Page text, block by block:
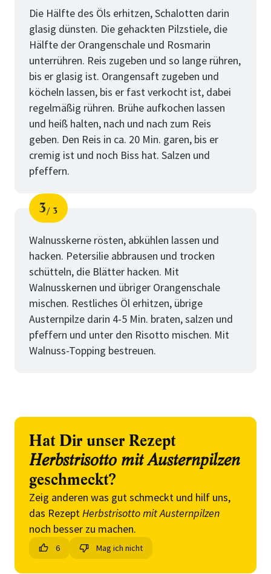
Die Hälfte des Öls erhitzen, Schalotten darin
glasig dünsten. Die gehackten Pilzstiele, die
Hälfte der Orangenschale und Rosmarin
unterrühren. Reis zugeben und so lange rühren,
bis er glasig ist. Orangensaft zugeben und
köcheln lassen, bis er fast verkocht ist, dabei
regelmäßig rühren. Brühe aufkochen lassen
und heiß halten, nach und nach zum Reis
geben. Den Reis in ca. 20 Min. garen, bis er
cremig ist und noch Biss hat. Salzen und
pfeffern.
Schritt
3
von
3
Walnusskerne rösten, abkühlen lassen und
hacken. Petersilie abbrausen und trocken
schütteln, die Blätter hacken. Mit
Walnusskernen und übriger Orangenschale
mischen. Restliches Öl erhitzen, übrige
Austernpilze darin 4-5 Min. braten, salzen und
pfeffern und unter den Risotto mischen. Mit
Walnuss-Topping bestreuen.
Hat Dir unser Rezept
Herbstrisotto mit Austernpilzen
geschmeckt?
Zeig anderen was gut schmeckt und hilf uns,
das RezeptHerbstrisotto mit Austernpilzen
noch besser zu machen.
6 Mag ich nicht